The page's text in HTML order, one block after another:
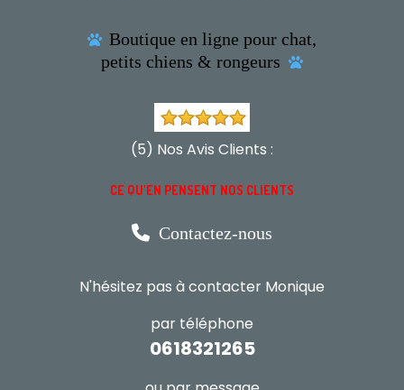
 Boutique en ligne pour chat,
petits chiens & rongeurs

(5) Nos Avis Clients :
CE QU'EN PENSENT NOS CLIENTS
 Contactez-nous
N'hésitez pas à contacter Monique
par téléphone
0618321265